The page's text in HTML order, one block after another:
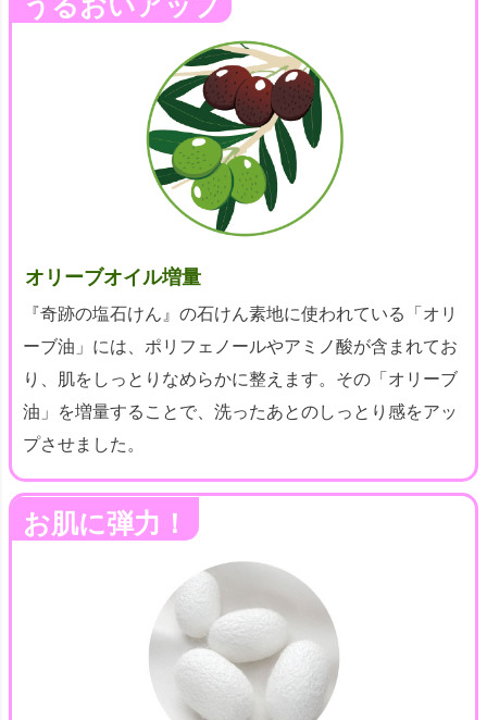
オリーブオイル増量
『奇跡の塩石けん』の石けん素地に使われている「オリ
ーブ油」には、ポリフェノールやアミノ酸が含まれてお
り、肌をしっとりなめらかに整えます。その「オリーブ
油」を増量することで、洗ったあとのしっとり感をアッ
プさせました。
お肌に弾力！